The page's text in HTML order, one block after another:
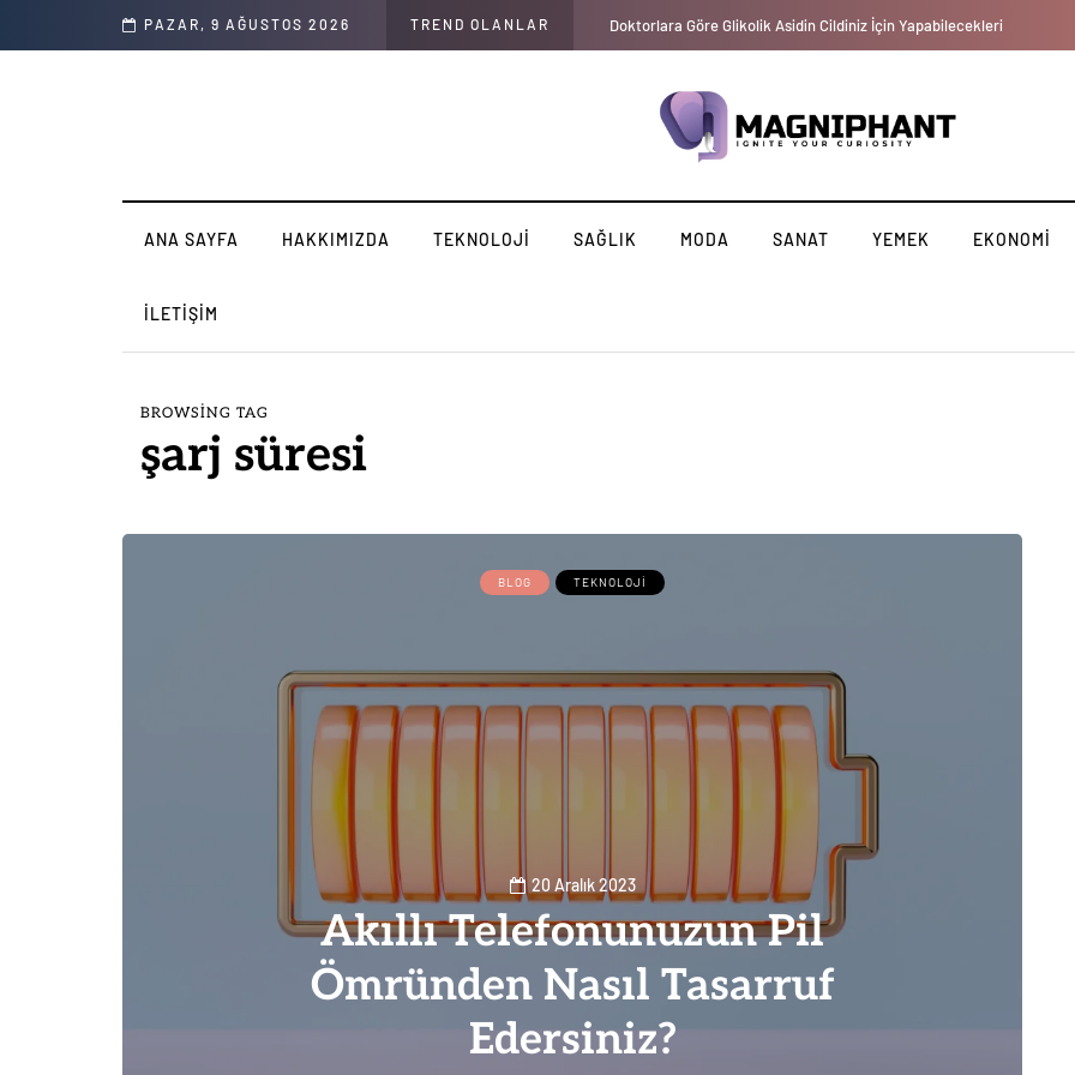
PAZAR, 9 AĞUSTOS 2026 TREND OLANLAR
İçin Yapabilecekleri Hayatımız Boyunca Zamanımızı Kimlerle Geçirdiğimize Dair
ANA SAYFA HAKKIMIZDA TEKNOLOJI SAĞLIK MODA SANAT YEMEK EKONOMI
İLETIŞIM
BROWSING TAG
şarj süresi
BLOG TEKNOLOJI
20 Aralık 2023
Akıllı Telefonunuzun Pil
Ömründen Nasıl Tasarruf
Edersiniz?